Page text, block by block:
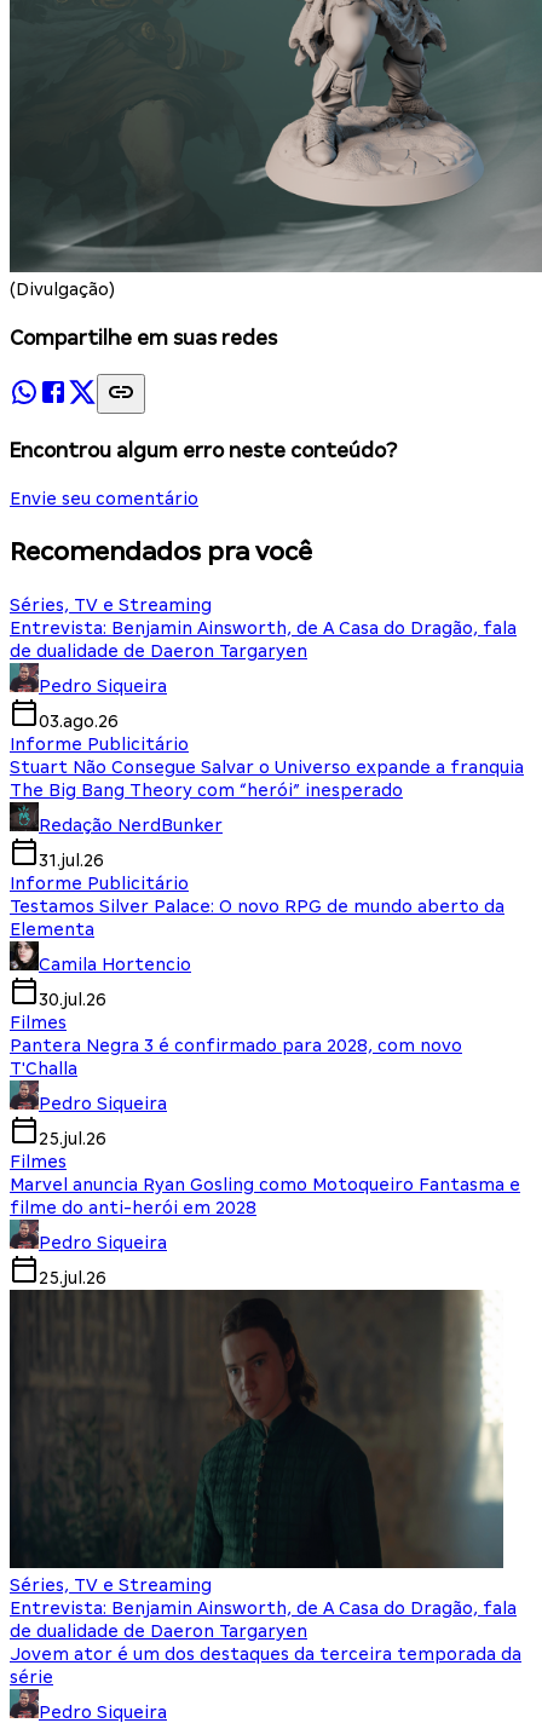
(Divulgação)
Compartilhe em suas redes
Encontrou algum erro neste conteúdo?
Envie seu comentário
Recomendados pra você
Séries, TV e Streaming
Entrevista: Benjamin Ainsworth, de A Casa do Dragão, fala
de dualidade de Daeron Targaryen
Pedro Siqueira
03.ago.26
Informe Publicitário
Stuart Não Consegue Salvar o Universo expande a franquia
The Big Bang Theory com “herói” inesperado
Redação NerdBunker
31.jul.26
Informe Publicitário
Testamos Silver Palace: O novo RPG de mundo aberto da
Elementa
Camila Hortencio
30.jul.26
Filmes
Pantera Negra 3 é confirmado para 2028, com novo
T'Challa
Pedro Siqueira
25.jul.26
Filmes
Marvel anuncia Ryan Gosling como Motoqueiro Fantasma e
filme do anti-herói em 2028
Pedro Siqueira
25.jul.26
Séries, TV e Streaming
Entrevista: Benjamin Ainsworth, de A Casa do Dragão, fala
de dualidade de Daeron Targaryen
Jovem ator é um dos destaques da terceira temporada da
série
Pedro Siqueira